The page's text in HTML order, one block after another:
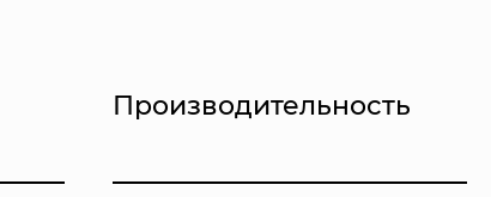
Производительность